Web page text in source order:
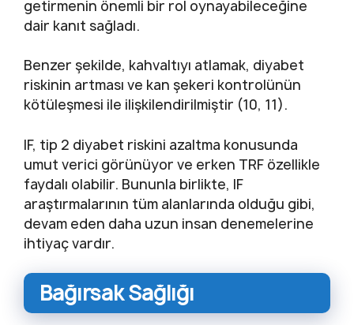
getirmenin önemli bir rol oynayabileceğine
dair kanıt sağladı.
Benzer şekilde, kahvaltıyı atlamak, diyabet
riskinin artması ve kan şekeri kontrolünün
kötüleşmesi ile ilişkilendirilmiştir (10, 11).
IF, tip 2 diyabet riskini azaltma konusunda
umut verici görünüyor ve erken TRF özellikle
faydalı olabilir. Bununla birlikte, IF
araştırmalarının tüm alanlarında olduğu gibi,
devam eden daha uzun insan denemelerine
ihtiyaç vardır.
Bağırsak Sağlığı